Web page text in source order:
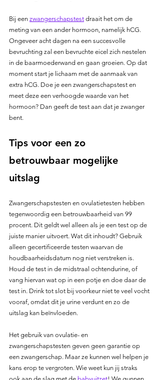
Bij een zwangerschapstest draait het om de
meting van een ander hormoon, namelijk hCG.
Ongeveer acht dagen na een succesvolle
bevruchting zal een bevruchte eicel zich nestelen
in de baarmoederwand en gaan groeien. Op dat
moment start je lichaam met de aanmaak van
extra hCG. Doe je een zwangerschapstest en
meet deze een verhoogde waarde van het
hormoon? Dan geeft de test aan dat je zwanger
bent.
Tips voor een zo
betrouwbaar mogelijke
uitslag
Zwangerschapstesten en ovulatietesten hebben
tegenwoordig een betrouwbaarheid van 99
procent. Dit geldt wel alleen als je een test op de
juiste manier uitvoert. Wat dit inhoudt? Gebruik
alleen gecertificeerde testen waarvan de
houdbaarheidsdatum nog niet verstreken is.
Houd de test in de midstraal ochtendurine, of
vang hiervan wat op in een potje en doe daar de
test in. Drink tot slot bij voorkeur niet te veel vocht
vooraf, omdat dit je urine verdunt en zo de
uitslag kan beïnvloeden.
Het gebruik van ovulatie- en
zwangerschapstesten geven geen garantie op
een zwangerschap. Maar ze kunnen wel helpen je
kans erop te vergroten. Wie weet kun jij straks